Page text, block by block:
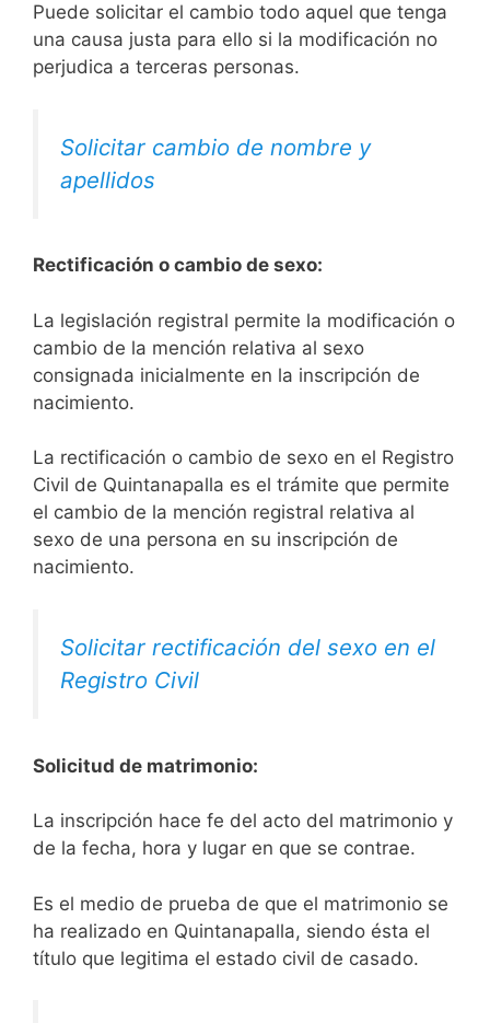
Puede solicitar el cambio todo aquel que tenga
una causa justa para ello si la modificación no
perjudica a terceras personas.
Solicitar cambio de nombre y
apellidos
Rectificación o cambio de sexo:
La legislación registral permite la modificación o
cambio de la mención relativa al sexo
consignada inicialmente en la inscripción de
nacimiento.
La rectificación o cambio de sexo en el Registro
Civil de Quintanapalla es el trámite que permite
el cambio de la mención registral relativa al
sexo de una persona en su inscripción de
nacimiento.
Solicitar rectificación del sexo en el
Registro Civil
Solicitud de matrimonio:
La inscripción hace fe del acto del matrimonio y
de la fecha, hora y lugar en que se contrae.
Es el medio de prueba de que el matrimonio se
ha realizado en Quintanapalla, siendo ésta el
título que legitima el estado civil de casado.